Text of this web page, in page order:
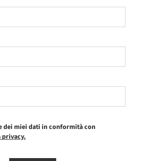
dei miei dati in conformità con